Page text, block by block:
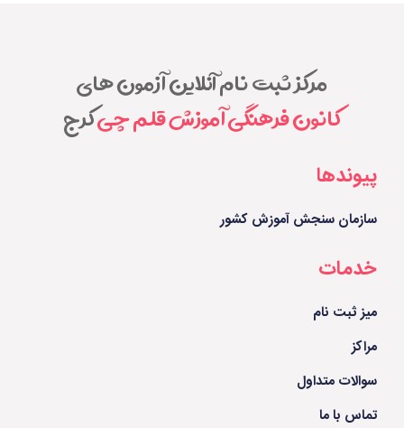
مرکز ثبت نام آنلاین آزمون های
کانون فرهنگی آموزش قلم چیکرج
پیوندها
سازمان سنجش آموزش کشور
خدمات
میز ثبت نام
سوالات متداول
تماس با ما